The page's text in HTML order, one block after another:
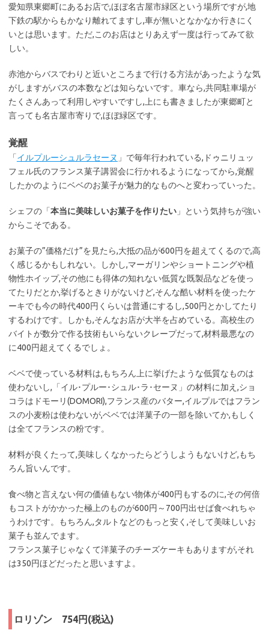
愛知県東郷町にあるお店で,ほぼ名古屋市緑区という場所ですが,地
下鉄の駅からもかなり離れてますし,車が無いとなかなか行きにく
いとは思います。ただ,このお店はとりあえず一度は行ってみて欲
しい。
赤池からバスでわりと近いところまで行ける方法があったような気
がしますが,バスの本数などは知らないです。車なら,共同駐車場が
たくさんあって利用しやすいですし,上にも書きましたが東郷町と
言っても名古屋市寄りで,ほぼ緑区です。
覚醒
「イルプルーシュルラセーヌ 」で毎年行われている,ドゥニリュッ
フェル氏のフランス菓子講習会に行かれるようになってから,覚醒
したかのようにベベのお菓子が魅力的なものへと変わっていった。
シェフの「本当に美味しいお菓子を作りたい 」という気持ちが強い
からこそである。
お菓子の”価格だけ”を見たら,大抵の品が600円を超えてくるので,高
く感じるかもしれない。しかし,マーガリンやショートニングや植
物性ホイップ,その他にも得体の知れない低質な既製品などを使っ
てたりだとか,挙げるときりがないけど,そんな酷い材料を使ったケ
ーキでも今の時代400円くらいは普通にするし,500円とかしてたり
するわけです。しかも,そんなお店が大半を占めている。高校生の
バイトが数分で作る技術もいらないクレープだって,材料最悪なの
に400円超えてくるでしょ。
ベベで使っている材料は,もちろん上に挙げたような低質なものは
使わないし,「イル･プルー･シュル･ラ･セーヌ」の材料に加え,ショ
コラはドモーリ(DOMORI),フランス産のバター,イルプルではフラン
スの小麦粉は使わないが,ベベでは洋菓子の一部を除いてか,もしく
は全てフランスの粉です。
材料が良くたって,美味しくなかったらどうしようもないけど,もち
ろん旨いんです。
食べ物と言えない何の価値もない物体が400円もするのに,その何倍
もコストがかかった極上のものが600円～700円出せば食べれちゃ
うわけです。もちろん,タルトなどのもっと安く,そして美味しいお
菓子も並んでます。
フランス菓子じゃなくて洋菓子のチーズケーキもありますが,それ
は350円ほどだったと思いますよ。
ロリゾン 754円(税込)